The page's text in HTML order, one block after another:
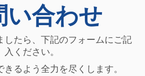
い合わせ
したら、下記のフォームにご記
入ください。
るよう全力を尽くします。